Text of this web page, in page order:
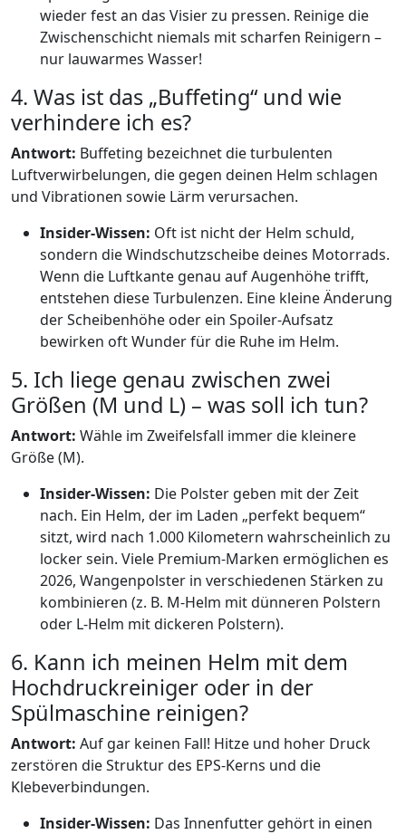
wieder fest an das Visier zu pressen. Reinige die
Zwischenschicht niemals mit scharfen Reinigern –
nur lauwarmes Wasser!
4. Was ist das „Buffeting“ und wie
verhindere ich es?
Antwort: Buffeting bezeichnet die turbulenten
Luftverwirbelungen, die gegen deinen Helm schlagen
und Vibrationen sowie Lärm verursachen.
Insider-Wissen: Oft ist nicht der Helm schuld,
sondern die Windschutzscheibe deines Motorrads.
Wenn die Luftkante genau auf Augenhöhe trifft,
entstehen diese Turbulenzen. Eine kleine Änderung
der Scheibenhöhe oder ein Spoiler-Aufsatz
bewirken oft Wunder für die Ruhe im Helm.
5. Ich liege genau zwischen zwei
Größen (M und L) – was soll ich tun?
Antwort: Wähle im Zweifelsfall immer die kleinere
Größe (M).
Insider-Wissen: Die Polster geben mit der Zeit
nach. Ein Helm, der im Laden „perfekt bequem“
sitzt, wird nach 1.000 Kilometern wahrscheinlich zu
locker sein. Viele Premium-Marken ermöglichen es
2026, Wangenpolster in verschiedenen Stärken zu
kombinieren (z. B. M-Helm mit dünneren Polstern
oder L-Helm mit dickeren Polstern).
6. Kann ich meinen Helm mit dem
Hochdruckreiniger oder in der
Spülmaschine reinigen?
Antwort: Auf gar keinen Fall! Hitze und hoher Druck
zerstören die Struktur des EPS-Kerns und die
Klebeverbindungen.
Insider-Wissen: Das Innenfutter gehört in einen